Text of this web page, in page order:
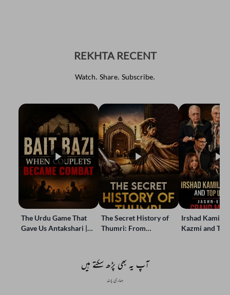
REKHTA RECENT
Watch. Share. Subscribe.
The Urdu Game That
Gave Us Antakshari |
The Secret History of
Thumri: From
Irshad Kamil,
Kazmi and
آپ یہ بھی پڑھ سکتے ہیں
ہماری پسند